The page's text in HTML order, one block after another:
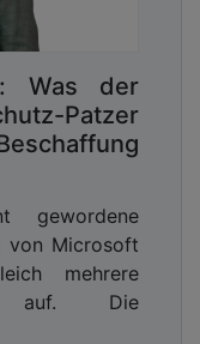
das zentrale
Zweck
Kostengruppe
des
Stand der
wurden
und auf
Was der
Patzer
gewordene
von Microsoft
mehrere
auf. Die